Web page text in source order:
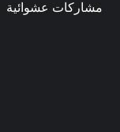
مشاركات عشوائية